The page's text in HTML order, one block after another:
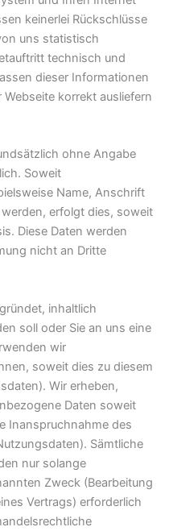
keinerlei Rückschlüsse
uns statistisch
technisch und
dieser Informationen
korrekt ausliefern
ohne Angabe
Soweit
Name, Anschrift
erfolgt dies, soweit
Diese Daten werden
nicht an Dritte
inhaltlich
soll oder Sie an uns eine
wir
soweit dies zu diesem
Wir erheben,
Daten soweit
Inanspruchnahme des
Sämtliche
nur solange
Zweck (Bearbeitung
Vertrags) erforderlich